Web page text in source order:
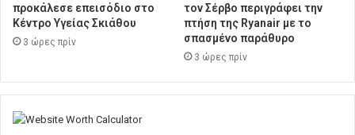
προκάλεσε επεισόδιο στο
Κέντρο Υγείας Σκιάθου
3 ώρες πρίν
τον Σέρβο περιγράφει την
πτήση της Ryanair με το
σπασμένο παράθυρο
3 ώρες πρίν